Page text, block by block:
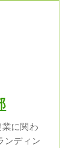
に関わ
ンディン